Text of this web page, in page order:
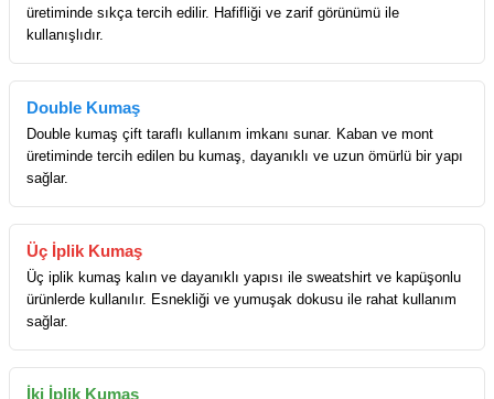
üretiminde sıkça tercih edilir. Hafifliği ve zarif görünümü ile
kullanışlıdır.
Double Kumaş
Double kumaş çift taraflı kullanım imkanı sunar. Kaban ve mont
üretiminde tercih edilen bu kumaş, dayanıklı ve uzun ömürlü bir yapı
sağlar.
Üç İplik Kumaş
Üç iplik kumaş kalın ve dayanıklı yapısı ile sweatshirt ve kapüşonlu
ürünlerde kullanılır. Esnekliği ve yumuşak dokusu ile rahat kullanım
sağlar.
İki İplik Kumaş